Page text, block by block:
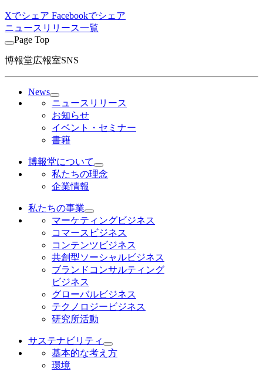
Xでシェア Facebookでシェア
ニュースリリース一覧
Page Top
博報堂広報室SNS
News
ニュースリリース
お知らせ
イベント・セミナー
書籍
博報堂について
私たちの理念
企業情報
私たちの事業
マーケティングビジネス
コマースビジネス
コンテンツビジネス
共創型ソーシャルビジネス
ブランドコンサルティング
ビジネス
グローバルビジネス
テクノロジービジネス
研究所活動
サステナビリティ
基本的な考え方
環境